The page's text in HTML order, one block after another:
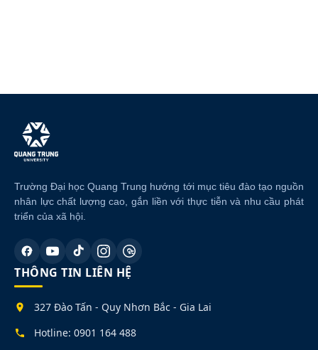
Trường Đại học Quang Trung hướng tới mục tiêu đào tạo nguồn
nhân lực chất lượng cao, gắn liền với thực tiễn và nhu cầu phát
triển của xã hội.
THÔNG TIN LIÊN HỆ
327 Đào Tấn - Quy Nhơn Bắc - Gia Lai
Hotline: 0901 164 488